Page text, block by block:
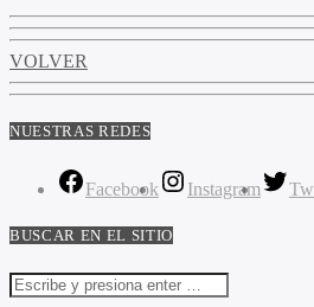
VOLVER
NUESTRAS REDES
Facebook Instagram
BUSCAR EN EL SITIO